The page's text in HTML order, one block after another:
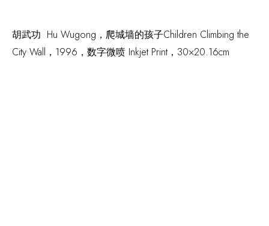
胡武功 Hu Wugong， 爬城墙的孩子Children Climbing the
City Wall ，1996，数字微喷 Inkjet Print，30×20.16cm